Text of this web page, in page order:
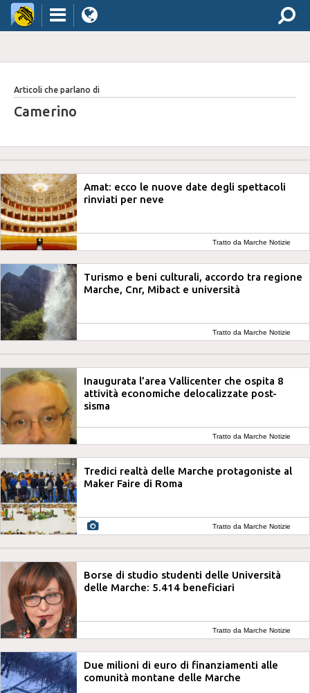
Articoli che parlano di
Camerino
Amat: ecco le nuove date degli spettacoli
rinviati per neve
Tratto da Marche Notizie
Turismo e beni culturali, accordo tra regione
Marche, Cnr, Mibact e università
Tratto da Marche Notizie
Inaugurata l’area Vallicenter che ospita 8
attività economiche delocalizzate post-
sisma
Tratto da Marche Notizie
Tredici realtà delle Marche protagoniste al
Maker Faire di Roma
Tratto da Marche Notizie
Borse di studio studenti delle Università
delle Marche: 5.414 beneficiari
Tratto da Marche Notizie
Due milioni di euro di finanziamenti alle
comunità montane delle Marche